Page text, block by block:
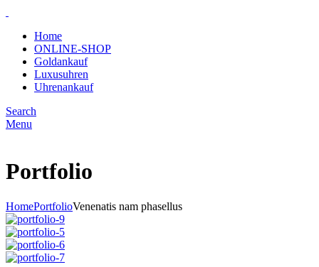
Home
ONLINE-SHOP
Goldankauf
Luxusuhren
Uhrenankauf
Search
Menu
Portfolio
HomePortfolioVenenatis nam phasellus